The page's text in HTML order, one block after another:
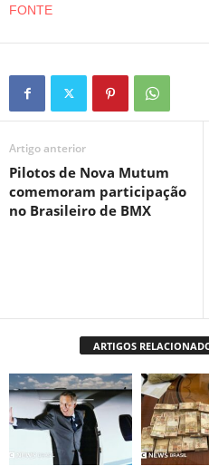
FONTE
Artigo anterior
Pilotos de Nova Mutum
comemoram participação
no Brasileiro de BMX
ARTIGOS